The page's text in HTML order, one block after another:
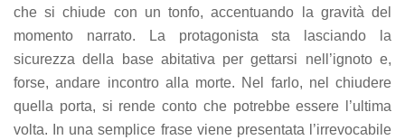
che si chiude con un tonfo, accentuando la gravità del
momento narrato. La protagonista sta lasciando la
sicurezza della base abitativa per gettarsi nell’ignoto e,
forse, andare incontro alla morte. Nel farlo, nel chiudere
quella porta, si rende conto che potrebbe essere l’ultima
volta. In una semplice frase viene presentata l’irrevocabile
site, you
chance of
seeing
personalized
content and
offers.